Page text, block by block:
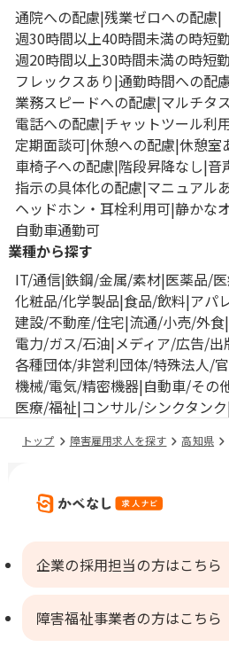
通院への配慮 残業ゼロへの配慮
週30時間以上40時間未満の時短
週20時間以上30時間未満の時短
フレックスあり 通勤時間への配
業務スピードへの配慮 マルチタ
電話への配慮 チャットツール利
定期面談可 休憩への配慮 休憩室
車椅子への配慮 階段昇降なし 音
指示の具体化の配慮 マニュアル
ヘッドホン・耳栓利用可 静かな
自動車通勤可
業種から探す
IT/通信 鉄鋼/金属/素材 医薬品/
化粧品/化学製品 食品/飲料 アパ
建設/不動産/住宅 流通/小売/外食
電力/ガス/石油 メディア/広告/出
各種団体/非営利団体/特殊法人/
機械/電気/精密機器 自動車/その
医療/福祉 コンサル/シンクタンク
トップ 障害雇用求人を探す 高知県
企業の採用担当の方はこちら
障害福祉事業者の方はこちら